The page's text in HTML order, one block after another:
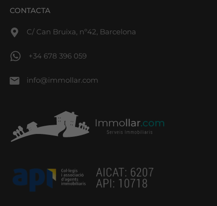
CONTACTA
C/ Can Bruixa, nº42, Barcelona
+34 678 396 059
info@immollar.com